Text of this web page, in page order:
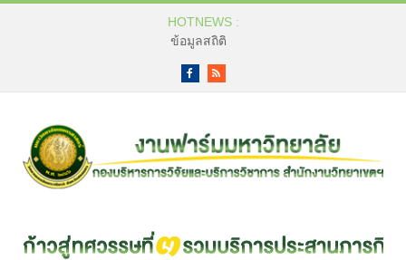
HOTNEWS :
ข้อมูลสถิติ
FacebookRSS